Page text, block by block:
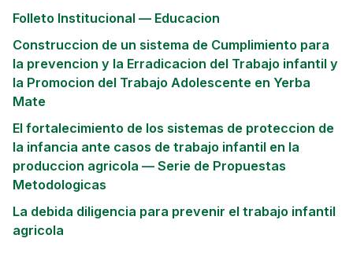
Folleto Institucional — Educacion
Construccion de un sistema de Cumplimiento para
la prevencion y la Erradicacion del Trabajo infantil y
la Promocion del Trabajo Adolescente en Yerba
Mate
El fortalecimiento de los sistemas de proteccion de
la infancia ante casos de trabajo infantil en la
produccion agricola — Serie de Propuestas
Metodologicas
La debida diligencia para prevenir el trabajo infantil
agricola